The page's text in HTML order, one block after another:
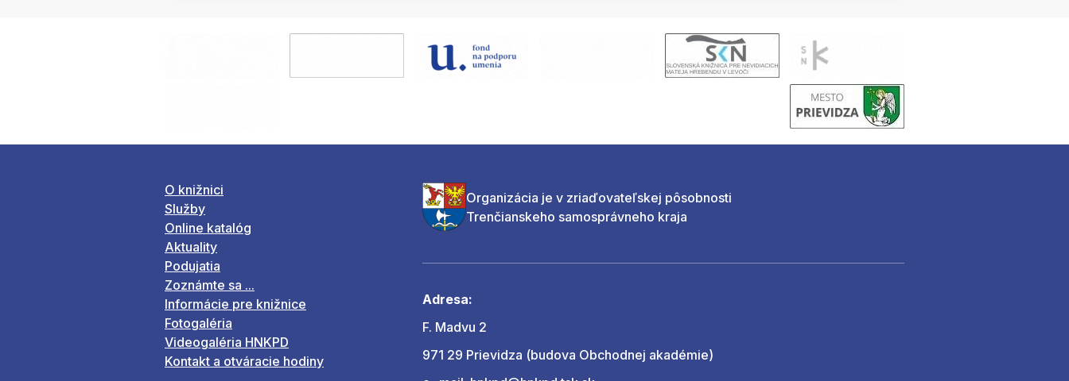
O knižnici
Služby
Online katalóg
Aktuality
Podujatia
Zoznámte sa ...
Informácie pre knižnice
Fotogaléria
Videogaléria HNKPD
Kontakt a otváracie hodiny
Organizácia je v zriaďovateľskej pôsobnosti
Trenčianskeho samosprávneho kraja
Adresa:
F. Madvu 2
971 29 Prievidza (budova Obchodnej akadémie)